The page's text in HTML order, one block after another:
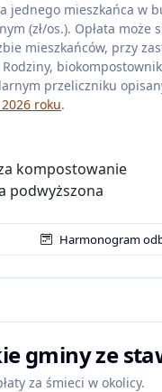
jednego mieszkańca w
(zł/os.). Opłata może
mieszkańców, przy
przeliczniku
roku.
kompostowanie
podwyższona
Harmonogram
gminy ze
za śmieci w okolicy.